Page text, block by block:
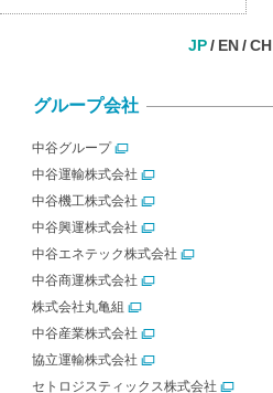
JP EN CH
グループ会社
中谷グループ
中谷運輸株式会社
中谷機工株式会社
中谷興運株式会社
中谷エネテック株式会社
中谷商運株式会社
株式会社丸亀組
中谷産業株式会社
協立運輸株式会社
セトロジスティックス株式会社